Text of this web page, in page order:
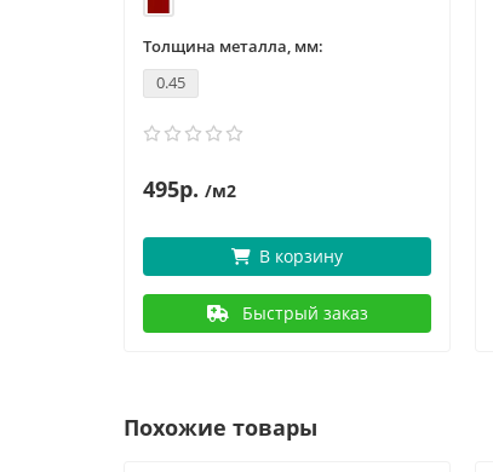
Толщина металла, мм:
0.45
495р. /м2
В корзину
Быстрый заказ
Похожие товары